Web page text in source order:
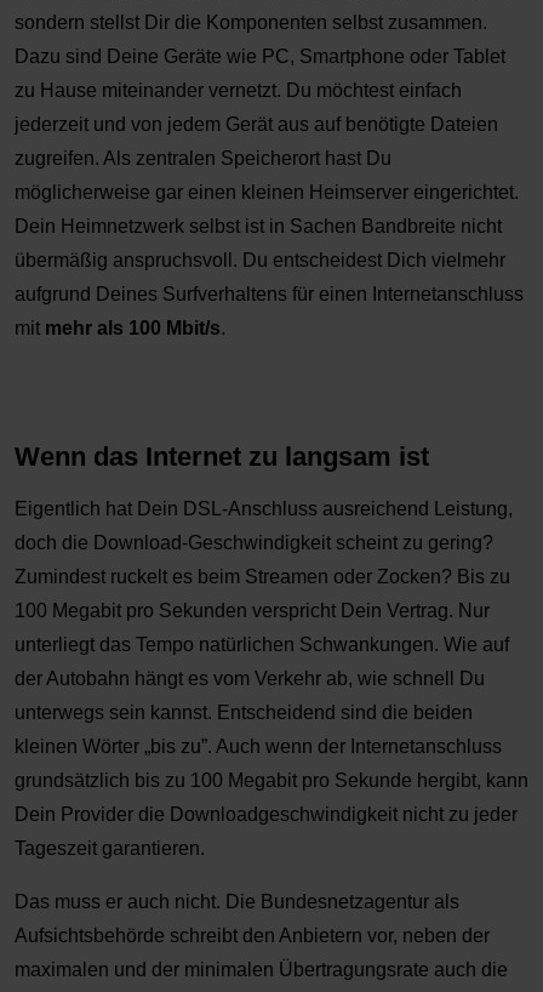
sondern stellst Dir die Komponenten selbst zusammen.
Dazu sind Deine Geräte wie PC, Smartphone oder Tablet
zu Hause miteinander vernetzt. Du möchtest einfach
jederzeit und von jedem Gerät aus auf benötigte Dateien
zugreifen. Als zentralen Speicherort hast Du
möglicherweise gar einen kleinen Heimserver eingerichtet.
Dein Heimnetzwerk selbst ist in Sachen Bandbreite nicht
übermäßig anspruchsvoll. Du entscheidest Dich vielmehr
aufgrund Deines Surfverhaltens für einen Internetanschluss
mit mehr als 100 Mbit/s.
Wenn das Internet zu langsam ist
Eigentlich hat Dein DSL-Anschluss ausreichend Leistung,
doch die Download-Geschwindigkeit scheint zu gering?
Zumindest ruckelt es beim Streamen oder Zocken? Bis zu
100 Megabit pro Sekunden verspricht Dein Vertrag. Nur
unterliegt das Tempo natürlichen Schwankungen. Wie auf
der Autobahn hängt es vom Verkehr ab, wie schnell Du
unterwegs sein kannst. Entscheidend sind die beiden
kleinen Wörter „bis zu”. Auch wenn der Internetanschluss
grundsätzlich bis zu 100 Megabit pro Sekunde hergibt, kann
Dein Provider die Downloadgeschwindigkeit nicht zu jeder
Tageszeit garantieren.
Das muss er auch nicht. Die Bundesnetzagentur als
Aufsichtsbehörde schreibt den Anbietern vor, neben der
maximalen und der minimalen Übertragungsrate auch die